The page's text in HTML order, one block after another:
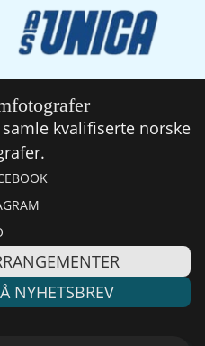
kvalifiserte norske
NYHETSBREV